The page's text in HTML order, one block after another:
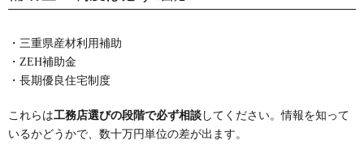
・三重県産材利用補助
・ZEH補助金
・長期優良住宅制度
これらは工務店選びの段階で必ず相談 してください。情報を知って
いるかどうかで、数十万円単位の差が出ます。